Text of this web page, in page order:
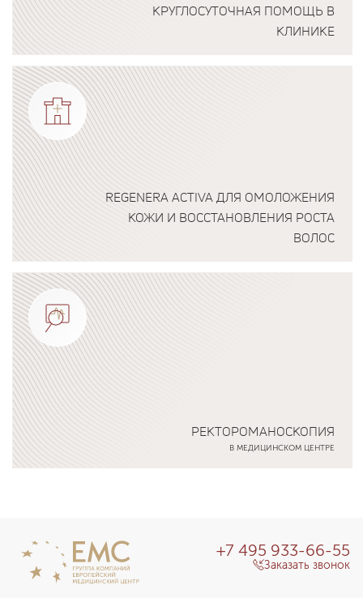
КРУГЛОСУТОЧНАЯ ПОМОЩЬ В
КЛИНИКЕ
Подробнее о программе
REGENERA ACTIVA ДЛЯ ОМОЛОЖЕНИЯ
КОЖИ И ВОССТАНОВЛЕНИЯ РОСТА
ВОЛОС
Подробнее о программе
РЕКТОРОМАНОСКОПИЯ
В МЕДИЦИНСКОМ ЦЕНТРЕ
+7 495 933-66-55
Заказать звонок